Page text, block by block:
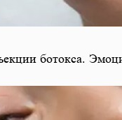
ботокса.